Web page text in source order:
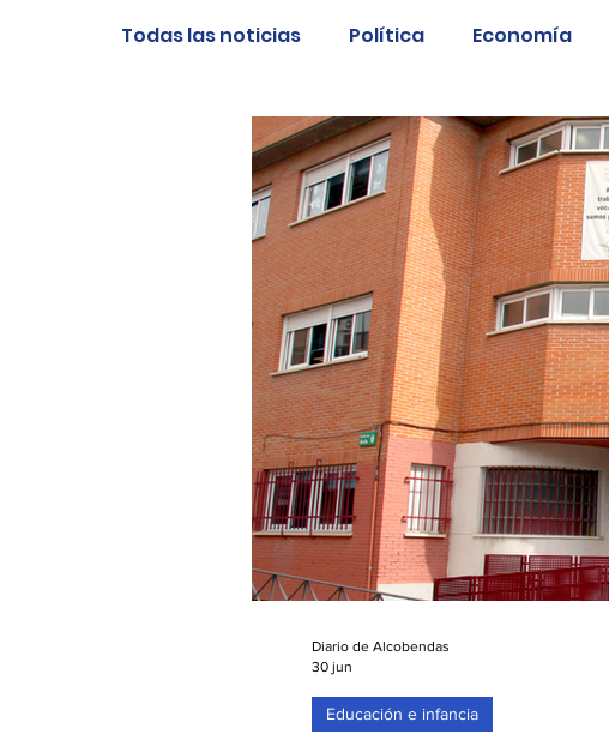
Todas las noticias Política Economía
Salud y bienestar Educación e infancia
La verdad detrás de la guerra Kit Digital
Educación e infancia
Diario de Alcobendas
30 jun